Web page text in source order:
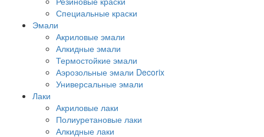
Специальные краски
Эмали
Акриловые эмали
Алкидные эмали
Термостойкие эмали
Аэрозольные эмали Decorix
Универсальные эмали
Лаки
Акриловые лаки
Полиуретановые лаки
Алкидные лаки